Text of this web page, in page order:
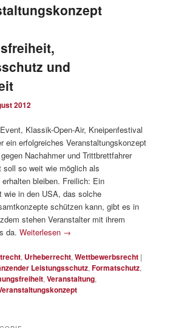
und
2012
Klassik-Open-Air, Kneipenfestival
ein erfolgreiches Veranstaltungskonzept
Nachahmer und Trittbrettfahrer
so weit wie möglich als
bleiben. Freilich: Ein
wie in den USA, das solche
schützen kann, gibt es in
stehen Veranstalter mit ihrem
da.Weiterlesen →
, Urheberrecht,Wettbewerbsrecht |
Leistungsschutz,Formatschutz,
,Veranstaltung,